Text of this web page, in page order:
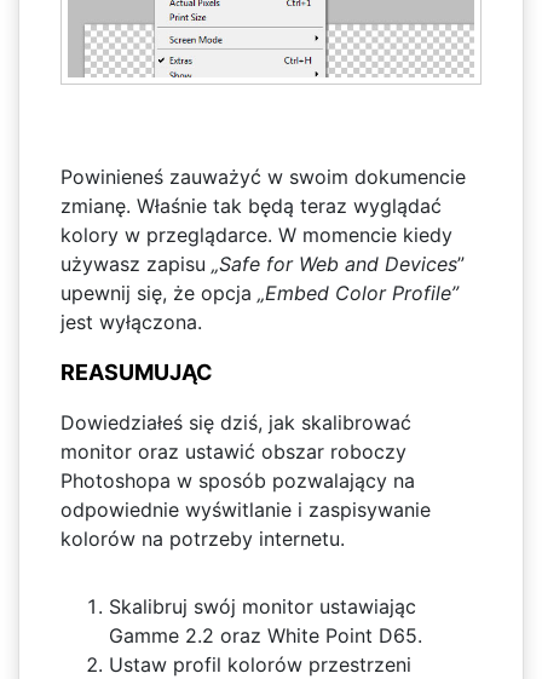
Powinieneś zauważyć w swoim dokumencie
zmianę. Właśnie tak będą teraz wyglądać
kolory w przeglądarce. W momencie kiedy
używasz zapisu „Safe for Web and Devices”
upewnij się, że opcja „Embed Color Profile”
jest wyłączona.
REASUMUJĄC
Dowiedziałeś się dziś, jak skalibrować
monitor oraz ustawić obszar roboczy
Photoshopa w sposób pozwalający na
odpowiednie wyświtlanie i zaspisywanie
kolorów na potrzeby internetu.
Skalibruj swój monitor ustawiając
Gamme 2.2 oraz White Point D65.
Ustaw profil kolorów przestrzeni